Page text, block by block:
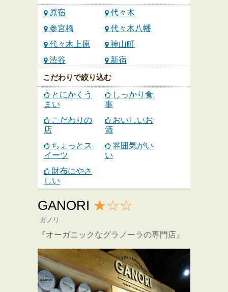
原宿
代々木
参宮橋
代々木八幡
代々木上原
神山町
渋谷
新宿
こだわりで絞り込む
とにかくう
まい
しっかり食
事
こだわりの
店
おいしいお
酒
ちょっとス
イーツ
雰囲気がい
い
財布にやさ
しい
GANORI ★☆☆
ガノリ
『オーガニックなグラノーラの専門店』